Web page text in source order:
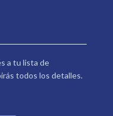
a tu lista de
todos los detalles.